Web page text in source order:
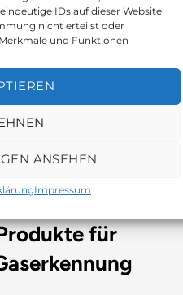
IDs auf dieser Website
nicht erteilst oder
und Funktionen
ANSEHEN
Impressum
für